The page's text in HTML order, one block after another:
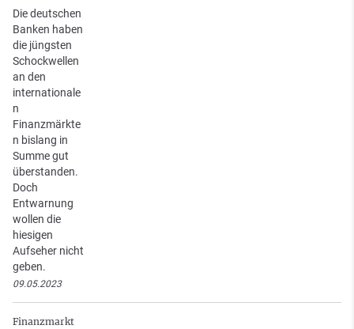
Die deutschen
Banken haben
die jüngsten
Schockwellen
an den
internationale
n
Finanzmärkte
n bislang in
Summe gut
überstanden.
Doch
Entwarnung
wollen die
hiesigen
Aufseher nicht
geben.
09.05.2023
Finanzmarkt